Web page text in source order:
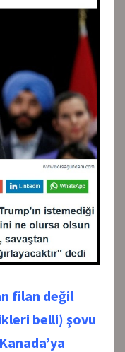
filan değil
belli) şovu